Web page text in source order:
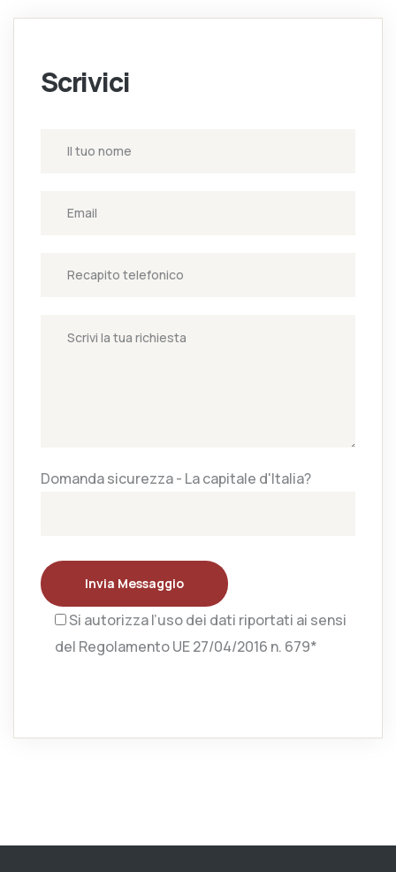
Scrivici
Domanda sicurezza - La capitale d'Italia?
Invia Messaggio
Si autorizza l’uso dei dati riportati ai sensi
del Regolamento UE 27/04/2016 n. 679*